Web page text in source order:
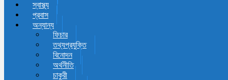
স্বাস্থ্য
প্রবাস
অন্যান্য
ফিচার
তথ্যপ্রযুক্তি
বিনোদন
অর্থনীতি
চাকুরী